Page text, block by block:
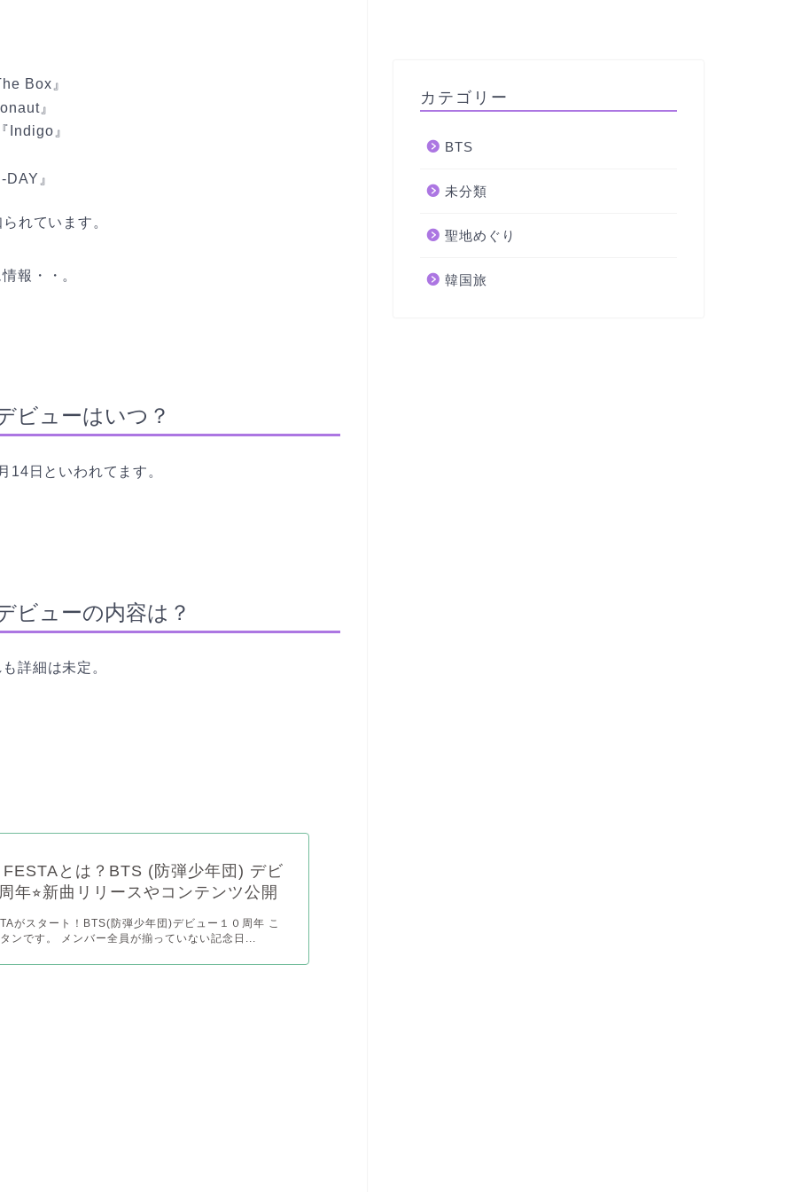
Box』
』
Indigo』
』
れています。
報・・。
ビューはいつ？
14日といわれてます。
ビューの内容は？
詳細は未定。
とは？BTS (防弾少年団) デビ
年⭐︎新曲リリースやコンテンツ公開
がスタート！BTS(防弾少年団)デビュー１０周年 こ
ンです。 メンバー全員が揃っていない記念日...
カテゴリー
BTS
未分類
聖地めぐり
韓国旅